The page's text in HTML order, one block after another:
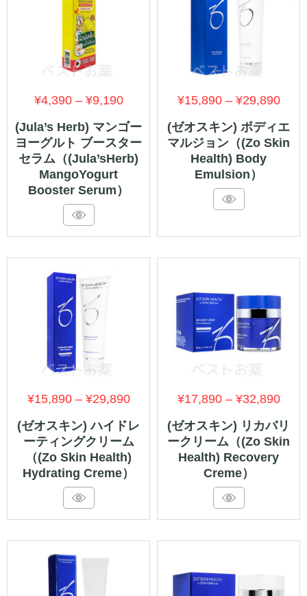
(Jula’s Herb) マンゴー
ヨーグルト ブースター
セラム（(Jula’sHerb)
MangoYogurt
Booster Serum）
¥4,390 –¥9,190価
格
帯:
¥4,390
(ゼオスキン) ボディエ
マルジョン（(Zo Skin
Health) Body
Emulsion）
¥15,890 –¥29,890価
格
帯:
(ゼオスキン) ハイドレ
ーティングクリーム
（(Zo Skin Health)
Hydrating Creme）
¥15,890 –¥29,890価
格
帯:
¥15,890
(ゼオスキン) リカバリ
ークリーム（(Zo Skin
Health) Recovery
Creme）
¥17,890 –¥32,890価
格
帯: